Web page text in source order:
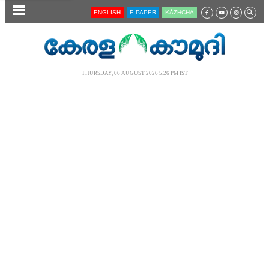
SECTIONS ENGLISH E-PAPER KĀZHCHA
THURSDAY, 06 AUGUST 2026 5.26 PM IST